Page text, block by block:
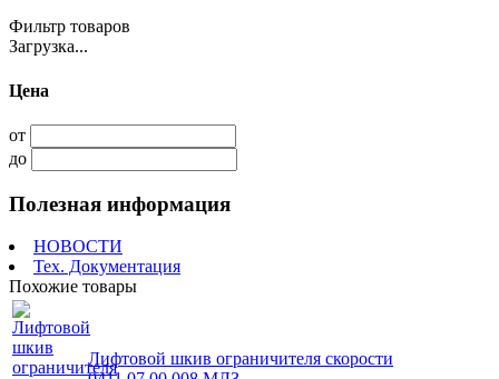
Фильтр товаров
Загрузка...
Цена
от
до
Полезная информация
НОВОСТИ
Тех. Документация
Похожие товары
Лифтовой шкив ограничителя скорости